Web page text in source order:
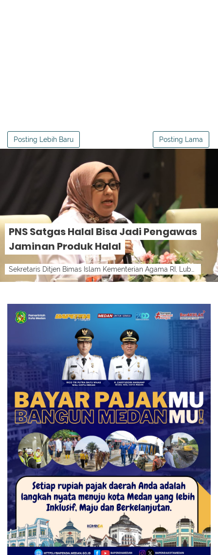
Posting Lebih Baru Posting Lama
PNS Satgas Halal Bisa Jadi Pengawas
Jaminan Produk Halal
Sekretaris Ditjen Bimas Islam Kementerian Agama RI, Lubenah.lensamedan-ist LensaMedan - Satuan Tugas (Satgas) Halal bisa beralih menjadi Pe...